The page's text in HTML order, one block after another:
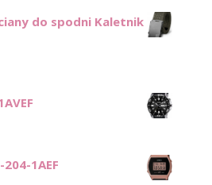
do spodni Kaletnik
1AEF